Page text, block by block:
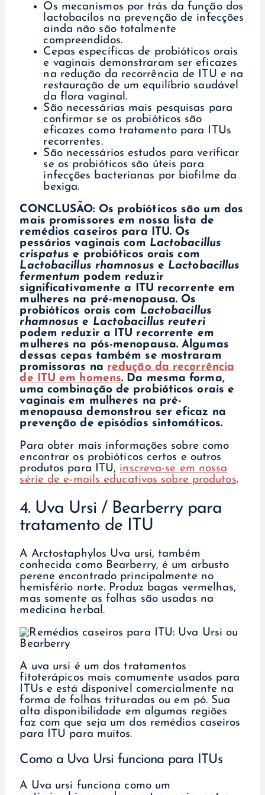
Os mecanismos por trás da função dos
lactobacilos na prevenção de infecções
ainda não são totalmente
compreendidos.
Cepas específicas de probióticos orais
e vaginais demonstraram ser eficazes
na redução da recorrência de ITU e na
restauração de um equilíbrio saudável
da flora vaginal.
São necessárias mais pesquisas para
confirmar se os probióticos são
eficazes como tratamento para ITUs
recorrentes.
São necessários estudos para verificar
se os probióticos são úteis para
infecções bacterianas por biofilme da
bexiga.
CONCLUSÃO: Os probióticos são um dos
mais promissores em nossa lista de
remédios caseiros para ITU. Os
pessários vaginais com Lactobacillus
crispatus e probióticos orais com
Lactobacillus rhamnosus e Lactobacillus
fermentum podem reduzir
significativamente a ITU recorrente em
mulheres na pré-menopausa. Os
probióticos orais com Lactobacillus
rhamnosus e Lactobacillus reuteri
podem reduzir a ITU recorrente em
mulheres na pós-menopausa.Algumas
dessas cepas também se mostraram
promissoras na redução da recorrência
de ITU em homens. Da mesma forma,
uma combinação de probióticos orais e
vaginais em mulheres na pré-
menopausa demonstrou ser eficaz na
prevenção de episódios sintomáticos.
Para obter mais informações sobre como
encontrar os probióticos certos e outros
produtos para ITU, inscreva-se em nossa
série de e-mails educativos sobre produtos.
4. Uva Ursi / Bearberry para
tratamento de ITU
A Arctostaphylos Uva ursi, também
conhecida como Bearberry, é um arbusto
perene encontrado principalmente no
hemisfério norte. Produz bagas vermelhas,
mas somente as folhas são usadas na
medicina herbal.
A uva ursi é um dos tratamentos
fitoterápicos mais comumente usados para
ITUs e está disponível comercialmente na
forma de folhas trituradas ou em pó. Sua
alta disponibilidade em algumas regiões
faz com que seja um dos remédios caseiros
para ITU para muitos.
Como a Uva Ursi funciona para ITUs
A Uva ursi funciona como um